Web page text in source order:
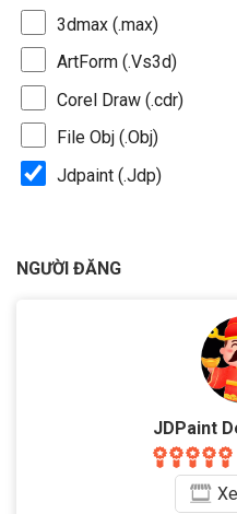
3dmax (.max)
ArtForm (.Vs3d)
Corel Draw (.cdr)
File Obj (.Obj)
Jdpaint (.Jdp)
NGƯỜI ĐĂNG
JDPaint